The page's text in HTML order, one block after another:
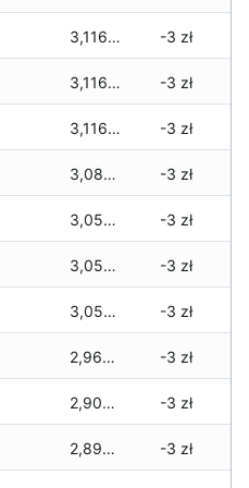
3,116 zł -3 zł
3,116 zł -3 zł
3,116 zł -3 zł
3,086 zł -3 zł
3,056 zł -3 zł
3,056 zł -3 zł
3,056 zł -3 zł
2,966 zł -3 zł
2,906 zł -3 zł
2,893 zł -3 zł